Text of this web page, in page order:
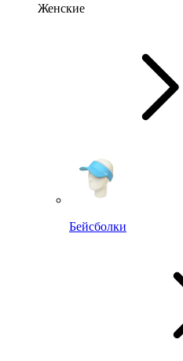
Женские
Бейсболки